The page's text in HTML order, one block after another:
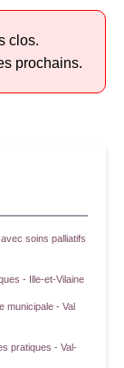
clos.
prochains.
soins palliatifs
- Ille-et-Vilaine
municipale - Val
pratiques - Val-